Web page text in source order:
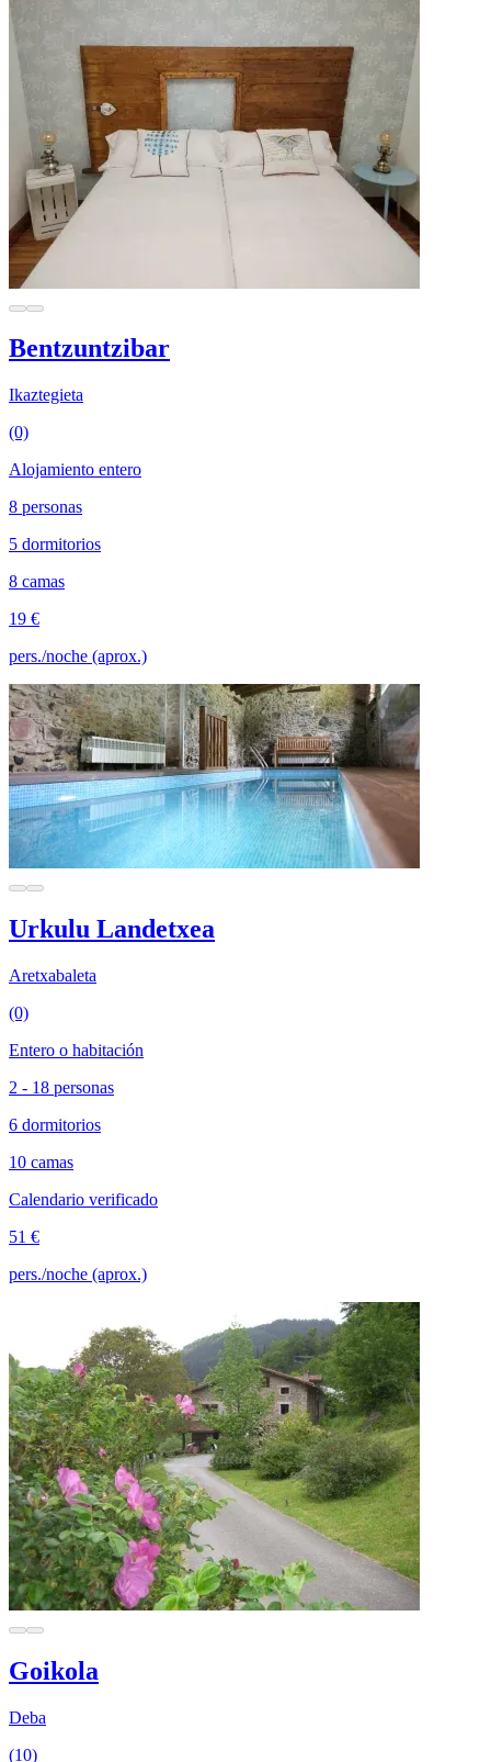
Bentzuntzibar
Ikaztegieta
(0)
Alojamiento entero
8 personas
5 dormitorios
8 camas
19 €
pers./noche (aprox.)
Urkulu Landetxea
Aretxabaleta
(0)
Entero o habitación
2 - 18 personas
6 dormitorios
10 camas
Calendario verificado
51 €
pers./noche (aprox.)
Goikola
Deba
(10)